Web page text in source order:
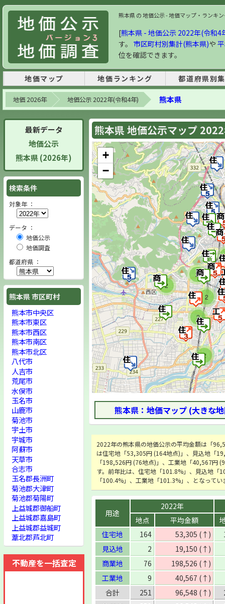
熊本県 の 地価公示 - 地価マップ・ランキ
[熊本県 - 地価公示 2022年(令和4
す。 市区町村別集計(熊本県)や
位を確認できます。
地価マップ 地価ランキング 都道府県別
地価 2026年 地価公示 2022年(令和4年) 熊本県
熊本県 地価公示マップ
2
2
2
2
2
+
−
熊本県：地価マップ (大きな
2022年の熊本県の地価公示の平均金額は「
は住宅地「53,305円 (164地点)」、見込地「
「198,526円 (76地点)」、工業地「40,567円
す。前年比は、住宅地「101.8%」、見込地「
「100.4%」、工業地「101.3%」、となってい
用途
2022年
地点
平均金額
住宅地
164 53,305 (↑)
見込地
2
19,150 (↑)
商業地
76
198,526 (↑)
工業地
9
40,567 (↑)
合計
251 96,548 (↑)
最新データ
地価公示
熊本県 (2026年)
検索条件
対象年 ：
データ ：
地価公示
地価調査
都道府県 ：
熊本県 市区町村
熊本市中央区
熊本市東区
熊本市西区
熊本市南区
熊本市北区
八代市
人吉市
荒尾市
水俣市
玉名市
山鹿市
菊池市
宇土市
宇城市
阿蘇市
天草市
合志市
玉名郡長洲町
菊池郡大津町
菊池郡菊陽町
上益城郡御船町
上益城郡嘉島町
上益城郡益城町
葦北郡芦北町
不動産を一括査定